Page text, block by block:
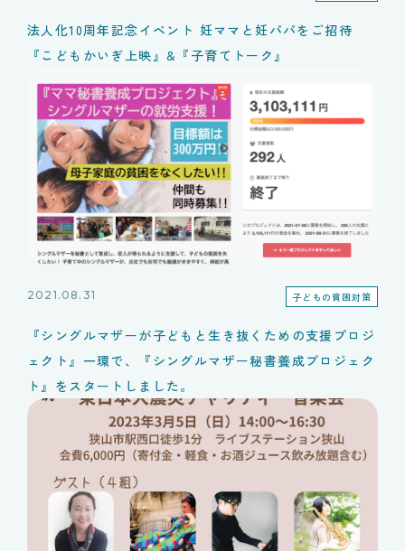
法人化10周年記念イベント 妊ママと妊パパをご招待
『こどもかいぎ上映』&『子育てトーク』
2021.08.31 子どもの貧困対策
『シングルマザーが子どもと生き抜くための支援プロジ
ェクト』一環で、『シングルマザー秘書養成プロジェク
ト』をスタートしました。